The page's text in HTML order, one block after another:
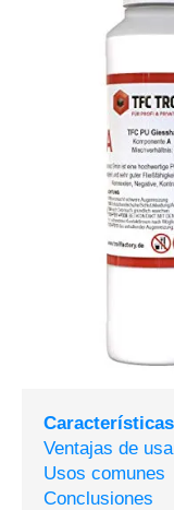
Ventajas de
Usos comunes
Conclusiones